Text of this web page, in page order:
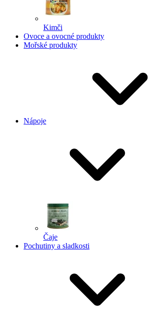
Kimči
Ovoce a ovocné produkty
Mořské produkty
Nápoje
Čaje
Pochutiny a sladkosti